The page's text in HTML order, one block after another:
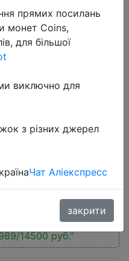
2 4 +
charge 18
руб.
14500 руб."
прямих посилань
монет Coins,
для більшої
виключно для
з різних джерел
Чат Аліекспресс
закрити